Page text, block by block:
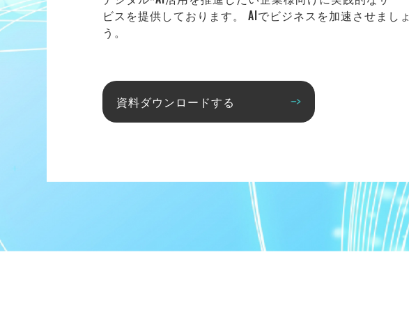
ビスを提供しております。 AIでビジネスを加速させましょ
う。
資料ダウンロードする